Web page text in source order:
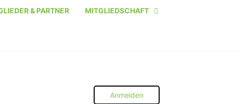
& PARTNER MITGLIEDSCHAFT
INSTITUTION
Anmelden